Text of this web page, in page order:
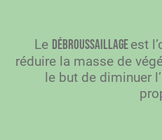
Le débroussaillageest
réduire la masse de
le but de diminuer